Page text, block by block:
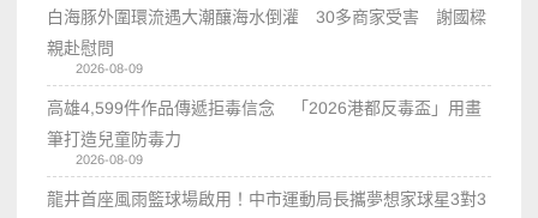
白海豚外圍環流遇大潮釀海水倒灌 30多商家受害 謝國樑
親赴慰問
2026-08-09
高雄4,599件作品傳遞拒毒信念 「2026港都反毒盃」用畫
筆打造兒童防毒力
2026-08-09
龍井首座風雨籃球場啟用！中市運動局長攜夢想家球星3對3